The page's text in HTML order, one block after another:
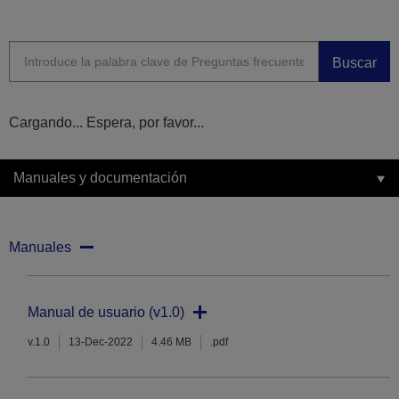
Buscar
Cargando... Espera, por favor...
Manuales y documentación
Manuales
Manual de usuario (v1.0)
v.1.0 13-Dec-2022 4.46 MB .pdf